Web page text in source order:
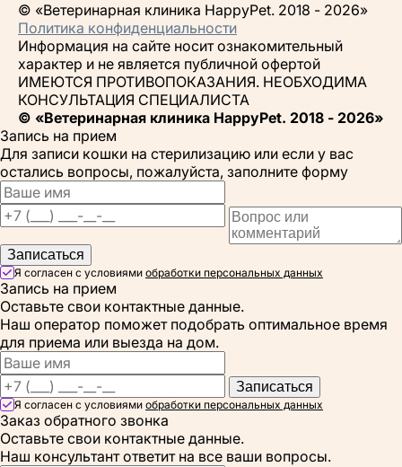
© «Ветеринарная клиника HappyPet. 2018 - 2026»
Политика конфиденциальности
Информация на сайте носит ознакомительный
характер и не является публичной офертой
ИМЕЮТСЯ ПРОТИВОПОКАЗАНИЯ. НЕОБХОДИМА
КОНСУЛЬТАЦИЯ СПЕЦИАЛИСТА
© «Ветеринарная клиника HappyPet. 2018 - 2026»
Запись на прием
Для записи кошки на стерилизацию или если у вас
остались вопросы, пожалуйста, заполните форму
Записаться
Я согласен с условиями обработки персональных данных
Запись на прием
Оставьте свои контактные данные.
Наш оператор поможет подобрать оптимальное время
для приема или выезда на дом.
Записаться
Я согласен с условиями обработки персональных данных
Заказ обратного звонка
Оставьте свои контактные данные.
Наш консультант ответит на все ваши вопросы.